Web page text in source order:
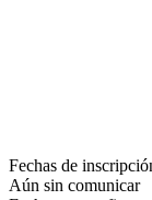
Fechas de
Aún sin comunicar